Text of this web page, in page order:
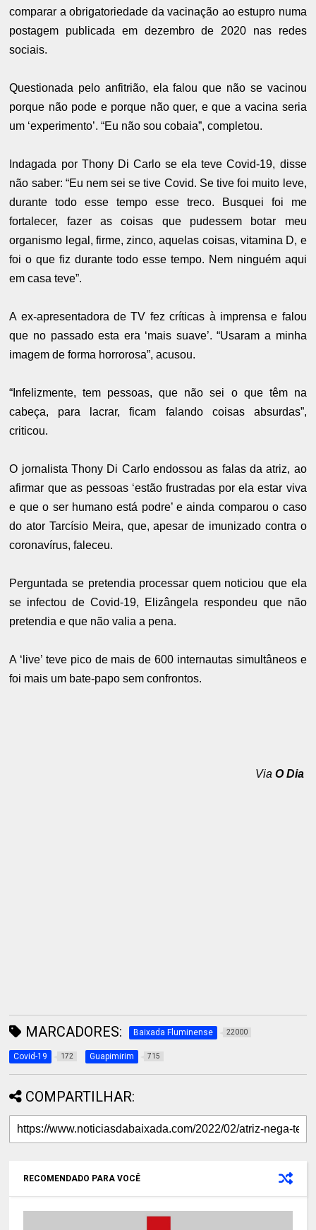
comparar a obrigatoriedade da vacinação ao estupro numa
postagem publicada em dezembro de 2020 nas redes
sociais.
Questionada pelo anfitrião, ela falou que não se vacinou
porque não pode e porque não quer, e que a vacina seria
um ‘experimento’. “Eu não sou cobaia”, completou.
Indagada por Thony Di Carlo se ela teve Covid-19, disse
não saber: “Eu nem sei se tive Covid. Se tive foi muito leve,
durante todo esse tempo esse treco. Busquei foi me
fortalecer, fazer as coisas que pudessem botar meu
organismo legal, firme, zinco, aquelas coisas, vitamina D, e
foi o que fiz durante todo esse tempo. Nem ninguém aqui
em casa teve”.
A ex-apresentadora de TV fez críticas à imprensa e falou
que no passado esta era ‘mais suave’. “Usaram a minha
imagem de forma horrorosa”, acusou.
“Infelizmente, tem pessoas, que não sei o que têm na
cabeça, para lacrar, ficam falando coisas absurdas”,
criticou.
O jornalista Thony Di Carlo endossou as falas da atriz, ao
afirmar que as pessoas ‘estão frustradas por ela estar viva
e que o ser humano está podre’ e ainda comparou o caso
do ator Tarcísio Meira, que, apesar de imunizado contra o
coronavírus, faleceu.
Perguntada se pretendia processar quem noticiou que ela
se infectou de Covid-19, Elizângela respondeu que não
pretendia e que não valia a pena.
A ‘live’ teve pico de mais de 600 internautas simultâneos e
foi mais um bate-papo sem confrontos.
Via O Dia
MARCADORES: Baixada Fluminense 22000
Covid-19 172 Guapimirim 715
COMPARTILHAR:
RECOMENDADO PARA VOCÊ